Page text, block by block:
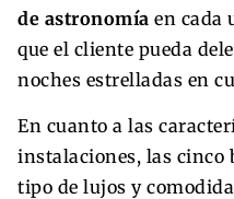
de astronomía en cada
que el cliente pueda
noches estrelladas en
En cuanto a las
instalaciones, las cinco
tipo de lujos y